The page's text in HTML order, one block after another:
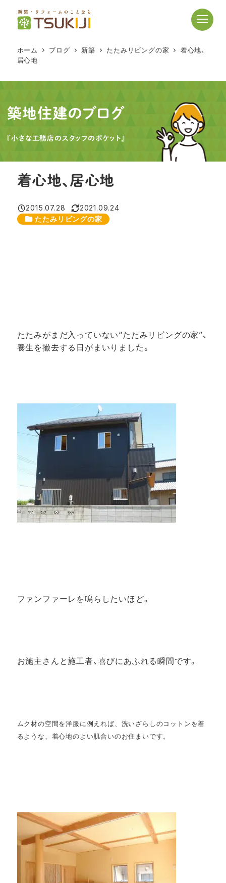
へ
動
ホーム ブログ 新築 たたみリビングの家
着心地、
居心地
築地住建のブログ
『小さな工務店のスタッフのポケット』
着心地、居心地
投稿日
2015.07.28
更新日
2021.09.24
カテゴリー
たたみリビングの家
たたみがまだ入っていない“たたみリビングの家”、
養生を撤去する日がまいりました。
ファンファーレを鳴らしたいほど。
お施主さんと施工者、喜びにあふれる瞬間です。
ムク材の空間を洋服に例えれば、洗いざらしのコットンを着
るような、着心地のよい肌合いのお住まいです。